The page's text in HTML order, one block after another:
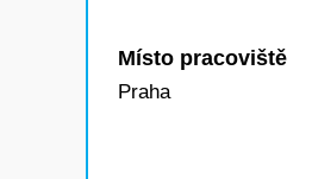
Místo pracoviště
Praha